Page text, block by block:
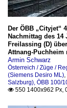
Der ÖBB „Cityjet“
Nachmittag des 14
Freilassing (D)
Attnang-Puchheim
Armin Schwarz
Österreich / Züge /
(Siemens Desiro ML),
Salzburg), ÖBB 100/
 550 1400x962 Px,